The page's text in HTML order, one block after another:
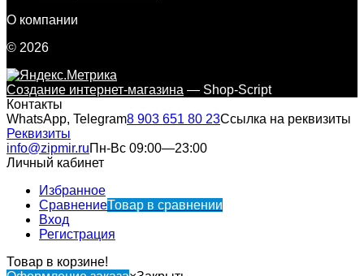
О компании
© 2026
Создание интернет-магазина — Shop-Script
Контакты
WhatsApp, Telegram8 903 651 80 23Ссылка на реквизиты
Реквизиты
info@zipmir.ruПн-Вс 09:00—23:00
Личный кабинет
Избранное
СравнениеТовар в сравнении
Вход
Регистрация
Товар в корзине!